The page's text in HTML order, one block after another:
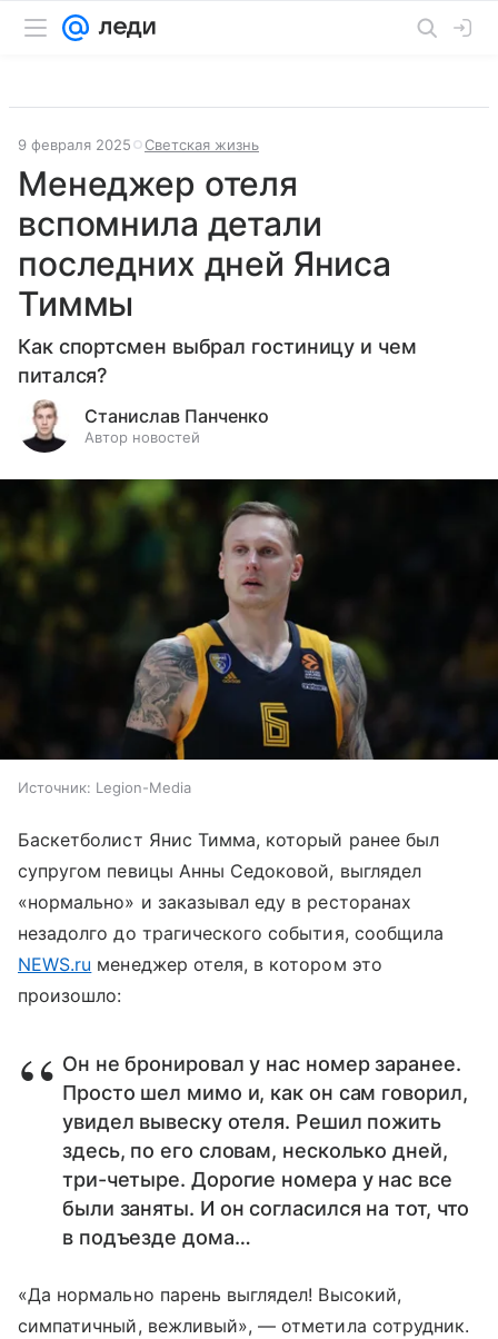
9 февраля 2025 Светская жизнь
Менеджер отеля
вспомнила детали
последних дней Яниса
Тиммы
Как спортсмен выбрал гостиницу и чем
питался?
Станислав Панченко
Автор новостей
Источник: Legion-Media
Баскетболист Янис Тимма, который ранее был
супругом певицы Анны Седоковой, выглядел
«нормально» и заказывал еду в ресторанах
незадолго до трагического события, сообщила
NEWS.ru менеджер отеля, в котором это
произошло:
Он не бронировал у нас номер заранее.
Просто шел мимо и, как он сам говорил,
увидел вывеску отеля. Решил пожить
здесь, по его словам, несколько дней,
три-четыре. Дорогие номера у нас все
были заняты. И он согласился на тот, что
в подъезде дома…
«Да нормально парень выглядел! Высокий,
симпатичный, вежливый», — отметила сотрудник.